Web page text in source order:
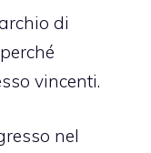
di
vincenti.
nel